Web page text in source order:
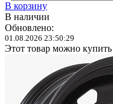
В корзину
В наличии
Обновлено:
01.08.2026 23:50:29
Этот товар можно купить